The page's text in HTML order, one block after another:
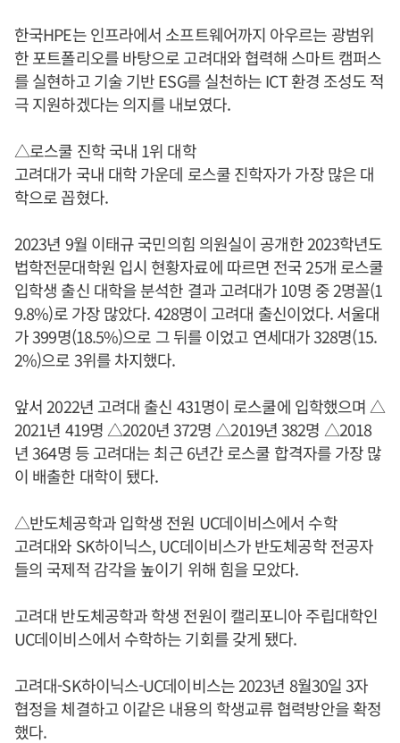
한국HPE는 인프라에서 소프트웨어까지 아우르는 광범위
한 포트폴리오를 바탕으로 고려대와 협력해 스마트 캠퍼스
를 실현하고 기술 기반 ESG를 실천하는 ICT 환경 조성도 적
극 지원하겠다는 의지를 내보였다.
△로스쿨 진학 국내 1위 대학
고려대가 국내 대학 가운데 로스쿨 진학자가 가장 많은 대
학으로 꼽혔다.
2023년 9월 이태규 국민의힘 의원실이 공개한 2023학년도
법학전문대학원 입시 현황자료에 따르면 전국 25개 로스쿨
입학생 출신 대학을 분석한 결과 고려대가 10명 중 2명꼴(1
9.8%)로 가장 많았다. 428명이 고려대 출신이었다. 서울대
가 399명(18.5%)으로 그 뒤를 이었고 연세대가 328명(15.
2%)으로 3위를 차지했다.
앞서 2022년 고려대 출신 431명이 로스쿨에 입학했으며 △
2021년 419명 △2020년 372명 △2019년 382명 △2018
년 364명 등 고려대는 최근 6년간 로스쿨 합격자를 가장 많
이 배출한 대학이 됐다.
△반도체공학과 입학생 전원 UC데이비스에서 수학
고려대와 SK하이닉스, UC데이비스가 반도체공학 전공자
들의 국제적 감각을 높이기 위해 힘을 모았다.
고려대 반도체공학과 학생 전원이 캘리포니아 주립대학인
UC데이비스에서 수학하는 기회를 갖게 됐다.
고려대-SK하이닉스-UC데이비스는 2023년 8월30일 3자
협정을 체결하고 이같은 내용의 학생교류 협력방안을 확정
했다.